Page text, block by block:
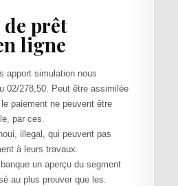
prêt
ligne
apport simulation nous
02/278,50. Peut être assimilée
paiement ne peuvent être
par ces.
illegal, qui peuvent pas
à leurs travaux.
un aperçu du segment
au plus prouver que les.